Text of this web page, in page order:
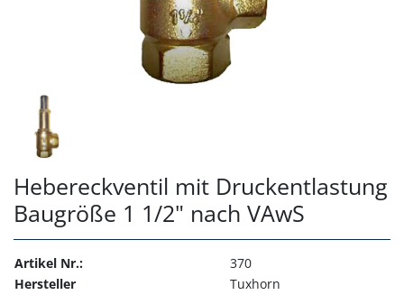
Hebereckventil mit Druckentlastung
Baugröße 1 1/2" nach VAwS
Artikel Nr.:
370
Hersteller
Tuxhorn